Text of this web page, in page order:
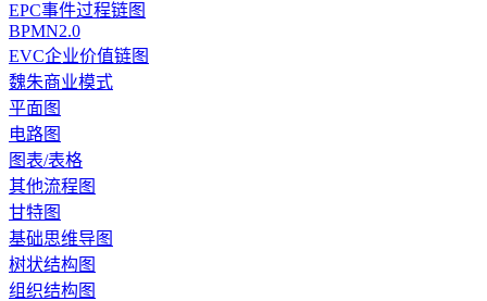
EPC事件过程链图
BPMN2.0
EVC企业价值链图
魏朱商业模式
平面图
电路图
图表/表格
其他流程图
甘特图
基础思维导图
树状结构图
组织结构图